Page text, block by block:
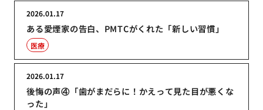
ある愛煙家の告白、PMTCがくれた「新しい習慣」
2026.01.17
医療
後悔の声④「歯がまだらに！かえって見た目が悪くな
った」
2026.01.17